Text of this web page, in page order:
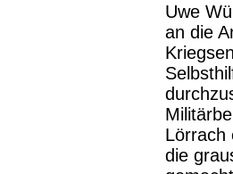
Uwe
an die
Lörrach
die